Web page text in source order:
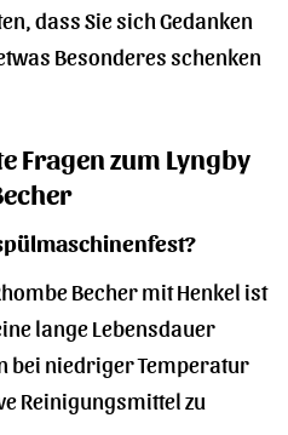
dass Sie sich Gedanken
Besonderes schenken
Fragen zum Lyngby
Becher mit Henkel ist
lange Lebensdauer
bei niedriger Temperatur
Reinigungsmittel zu